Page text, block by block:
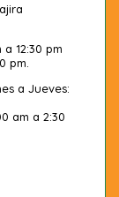
12:30 pm
pm.
a Jueves:
am a 2:30